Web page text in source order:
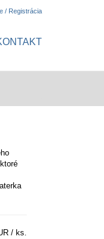
/ Registrácia
/ ks.